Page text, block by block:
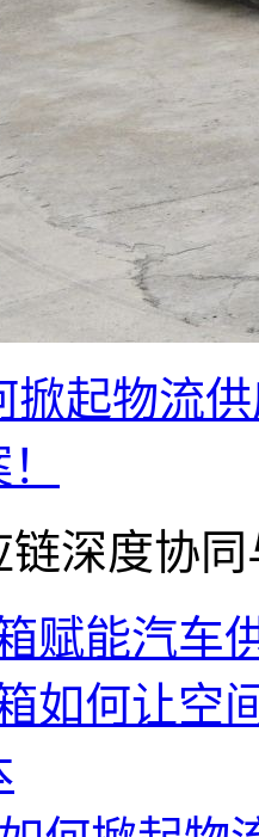
掀起物流
深度协同
赋能汽车
如何让空